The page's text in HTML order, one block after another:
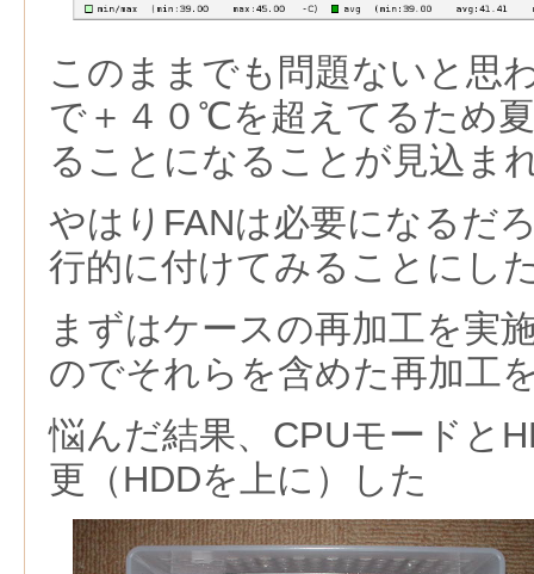
このままでも問題ないと思
で＋４０℃を超えてるため
ることになることが見込ま
やはりFANは必要になるだ
行的に付けてみることにし
まずはケースの再加工を実
のでそれらを含めた再加工
悩んだ結果、CPUモードと
更（HDDを上に）した